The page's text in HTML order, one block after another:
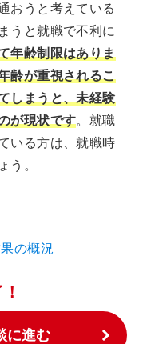
おうと考えている
うと就職で不利に
年齢制限はありま
齢が重視されるこ
しまうと、未経験
が現状です。就職
いる方は、就職時
う。
の概況
に進む